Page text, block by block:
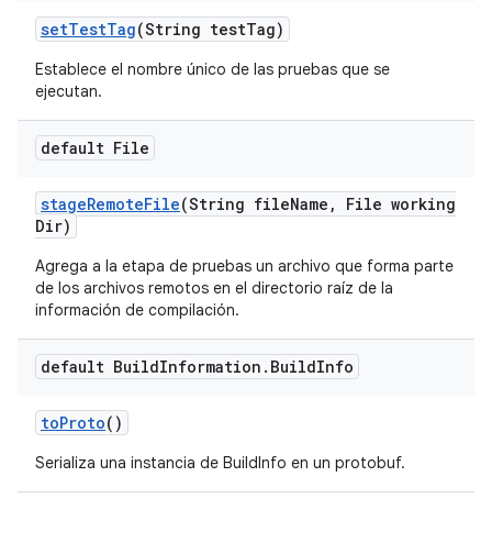
setTestTag(String testTag)
Establece el nombre único de las pruebas que se
ejecutan.
default File
stageRemoteFile(String fileName ,
File working
Dir)
Agrega a la etapa de pruebas un archivo que forma parte
de los archivos remotos en el directorio raíz de la
información de compilación.
default BuildInformation . BuildInfo
toProto()
Serializa una instancia de BuildInfo en un protobuf.